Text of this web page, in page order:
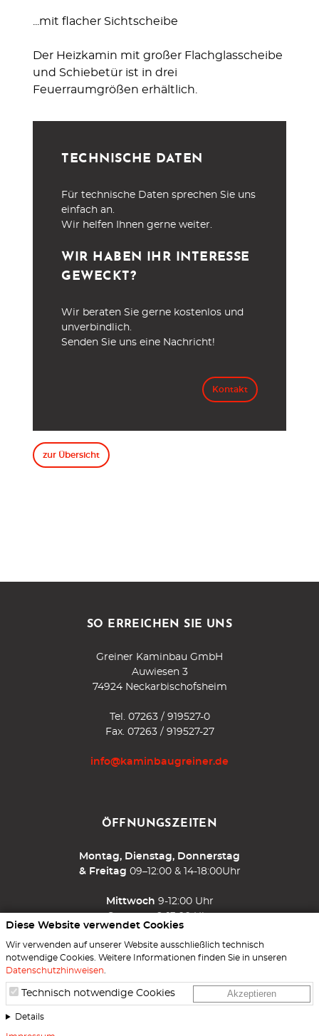
Diese Website verwendet Cookies
Wir verwenden auf unserer Website ausschließlich technisch
notwendige Cookies. Weitere Informationen finden Sie in unseren
Datenschutzhinweisen
Technisch notwendige Cookies Akzeptieren
Details
...mit flacher Sichtscheibe
Der Heizkamin mit großer Flachglasscheibe
und Schiebetür ist in drei
Feuerraumgrößen erhältlich.
TECHNISCHE DATEN
Für technische Daten sprechen Sie uns
einfach an.
Wir helfen Ihnen gerne weiter.
WIR HABEN IHR INTERESSE
GEWECKT?
Wir beraten Sie gerne kostenlos und
unverbindlich.
Senden Sie uns eine Nachricht!
Kontakt
zur Übersicht
SO ERREICHEN SIE UNS
Greiner Kaminbau GmbH
Auwiesen 3
74924 Neckarbischofsheim
Tel. 07263 / 919527-0
Fax. 07263 / 919527-27
info@kaminbaugreiner.de
ÖFFNUNGSZEITEN
Montag, Dienstag, Donnerstag
& Freitag 09–12:00 & 14-18:00Uhr
Mittwoch 9-12:00 Uhr
und nach Vereinbarung